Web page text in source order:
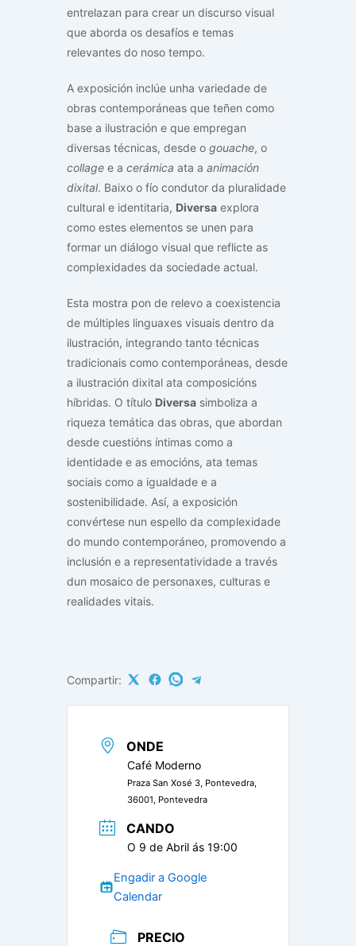
entrelazan para crear un discurso visual
que aborda os desafíos e temas
relevantes do noso tempo.
A exposición inclúe unha variedade de
obras contemporáneas que teñen como
base a ilustración e que empregan
diversas técnicas, desde o gouache, o
collage e a cerámica ata a animación
dixital. Baixo o fío condutor da pluralidade
cultural e identitaria, Diversa explora
como estes elementos se unen para
formar un diálogo visual que reflicte as
complexidades da sociedade actual.
Esta mostra pon de relevo a coexistencia
de múltiples linguaxes visuais dentro da
ilustración, integrando tanto técnicas
tradicionais como contemporáneas, desde
a ilustración dixital ata composicións
híbridas. O título Diversa simboliza a
riqueza temática das obras, que abordan
desde cuestións íntimas como a
identidade e as emocións, ata temas
sociais como a igualdade e a
sostenibilidade. Así, a exposición
convértese nun espello da complexidade
do mundo contemporáneo, promovendo a
inclusión e a representatividade a través
dun mosaico de personaxes, culturas e
realidades vitais.
Compartir:
ONDE
Café Moderno
Praza San Xosé 3, Pontevedra,
36001, Pontevedra
CANDO
O 9 de Abril ás 19:00
Engadir a Google
Calendar
PRECIO